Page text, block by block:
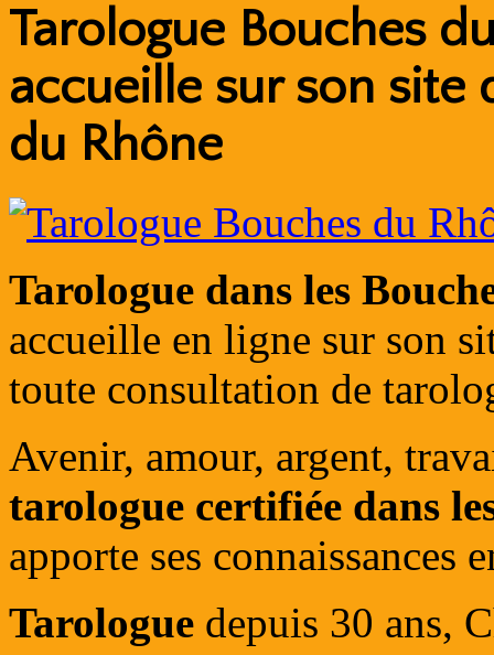
Tarologue Bouches
accueille sur son site
du Rhône
Tarologue dans les
accueille en ligne sur son
toute consultation de
Avenir, amour, argent,
tarologue certifiée dans
apporte ses connaissances
Tarologue depuis 30 ans,